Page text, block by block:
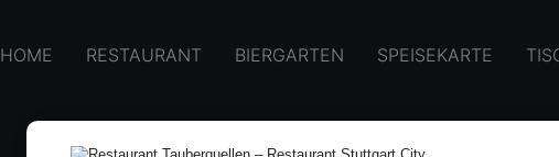
HOME RESTAURANT BIERGARTEN SPEISEKARTE